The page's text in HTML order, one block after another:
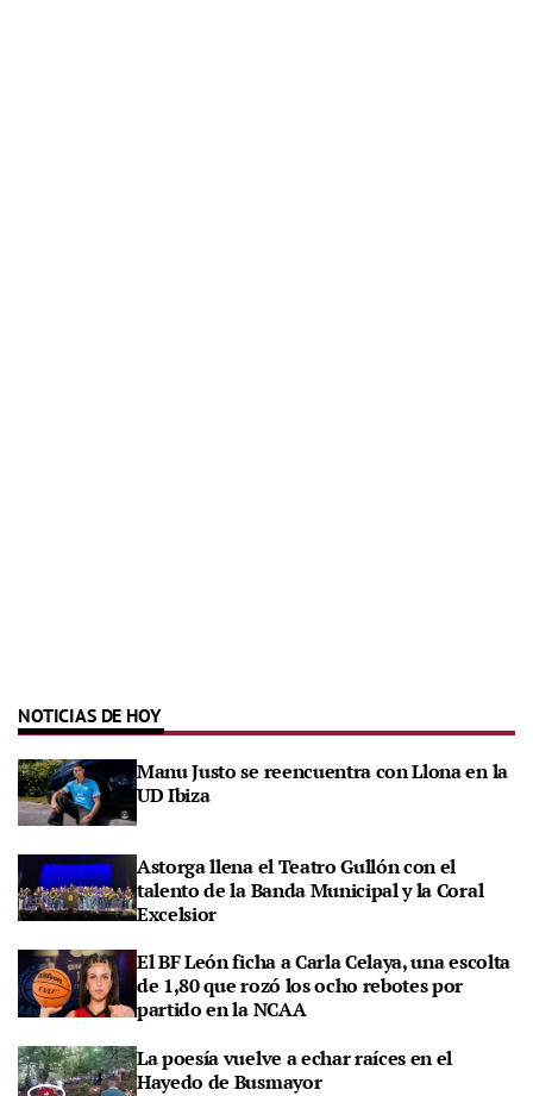
NOTICIAS DE HOY
Manu Justo se reencuentra con Llona en la
UD Ibiza
Astorga llena el Teatro Gullón con el
talento de la Banda Municipal y la Coral
Excelsior
El BF León ficha a Carla Celaya, una escolta
de 1,80 que rozó los ocho rebotes por
partido en la NCAA
La poesía vuelve a echar raíces en el
Hayedo de Busmayor